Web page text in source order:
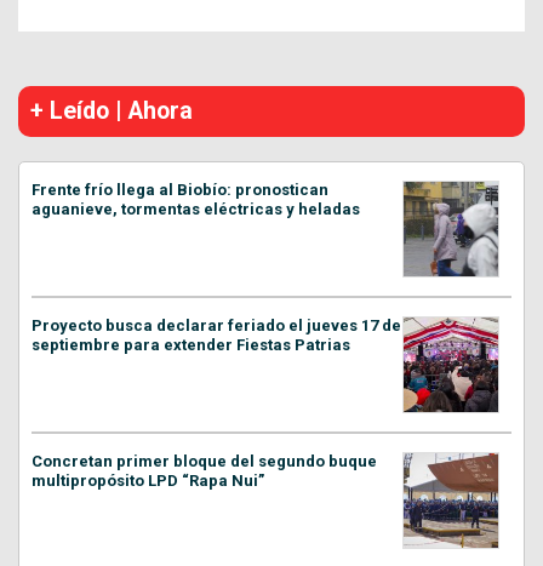
+ Leído | Ahora
Frente frío llega al Biobío: pronostican
aguanieve, tormentas eléctricas y heladas
Proyecto busca declarar feriado el jueves 17 de
septiembre para extender Fiestas Patrias
Concretan primer bloque del segundo buque
multipropósito LPD “Rapa Nui”